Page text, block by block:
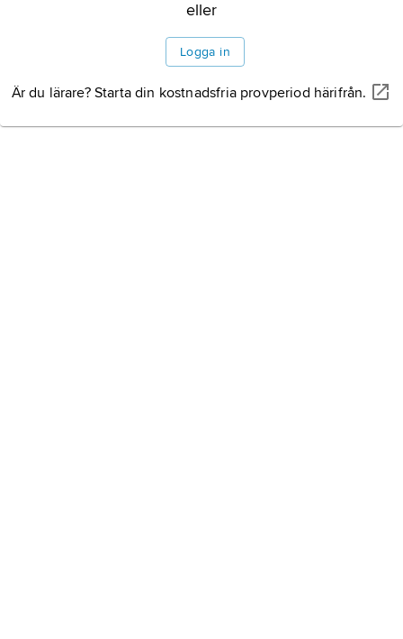
eller
Logga in
Är du lärare? Starta din kostnadsfria provperiod härifrån.